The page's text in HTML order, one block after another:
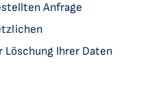
Anfrage
Ihrer Daten